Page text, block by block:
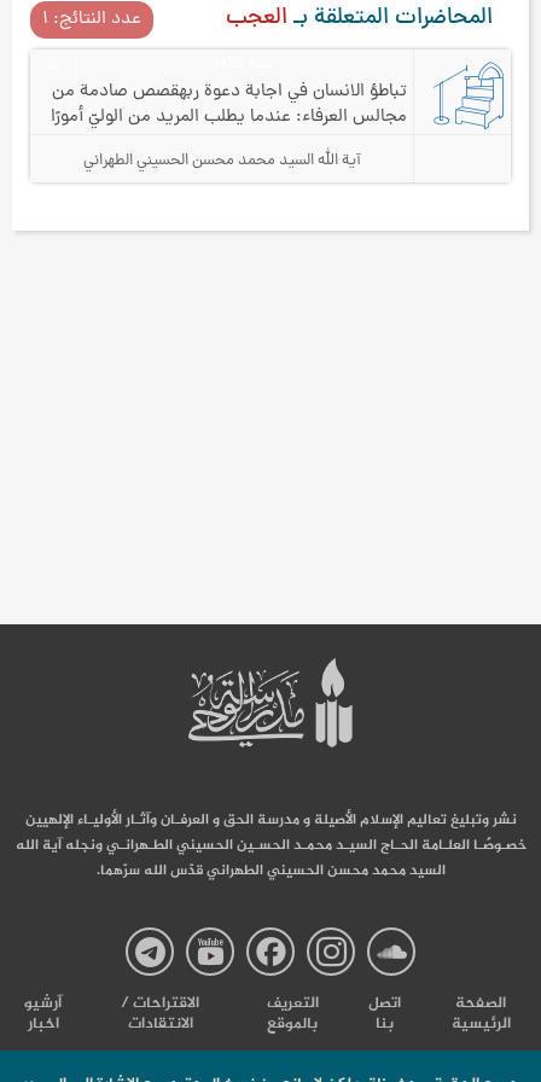
المحاضرات المتعلقة بـالعجب عدد النتائج: ۱
تباطؤ الانسان في اجابة دعوة ربهقصص صادمة من
مجالس العرفاء: عندما يطلب المريد من الوليّ أمورًا
آية الله السيد محمد محسن الحسيني الطهراني
نشر وتبليغ تعاليم الإسلام الأصيلة و مدرسة الحق و العرفـان وآثـار الأوليـاء الإلهيين
خصـوصًـا العلـامة الحـاج السيـد محمـد الحسـين الحسيني الطـهرانـي ونجله آية الله
السيد محمد محسن الحسيني الطهراني قدّس الله سرّهما.
صفحة
صفحة
صفحة
صفحة
الصفحة
الرئيسية
اتصل
بنا
التعریف
بالموقع
الاقتراحات /
الانتقادات
آرشیو
اخبار